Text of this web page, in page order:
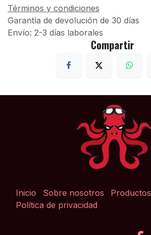
Términos y condiciones
Garantía de devolución de 30 días
Envío: 2-3 días laborales
Compartir
Inicio Sobre nosotros Productos
Política de privacidad